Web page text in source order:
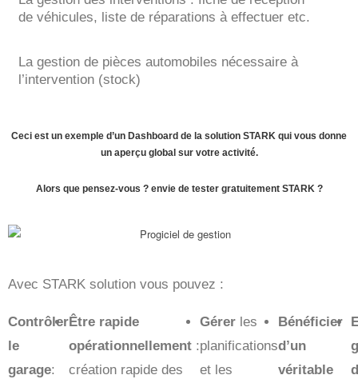
de véhicules, liste de réparations à effectuer etc.
La gestion de pièces automobiles nécessaire à
l’intervention (stock)
Ceci est un exemple d’un Dashboard de la solution STARK qui vous donne
un aperçu global sur votre activité.
Alors que pensez-vous ? envie de tester gratuitement STARK ?
Avec STARK solution vous pouvez :
Contrôler
le
garage:
Être rapide
opérationnellement :
création rapide des
Gérer les
planifications
et les
Bénéficier
d’un
véritable